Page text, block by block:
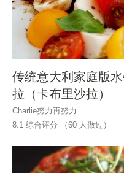
传统意大利家庭版
拉（卡布里沙拉）
Charlie努力再努力
8.1 综合评分 （60 人做过）